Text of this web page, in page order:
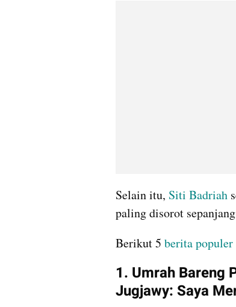
Selain itu, Siti Badriah
paling disorot
Berikut 5 berita populer
1. Umrah Bareng
Jugjawy: Saya